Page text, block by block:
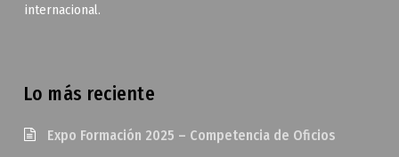
internacional.
Lo más reciente
Expo Formación 2025 – Competencia de Oficios